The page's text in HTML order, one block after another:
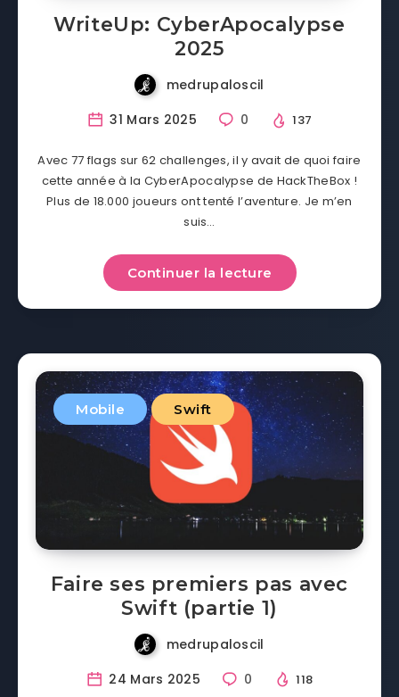
WriteUp: CyberApocalypse
2025
medrupaloscil
31 Mars 2025
0 137
Avec 77 flags sur 62 challenges, il y avait de quoi faire
cette année à la CyberApocalypse de HackTheBox !
Plus de 18.000 joueurs ont tenté l’aventure. Je m’en
suis…
Continuer la lecture
Mobile Swift
Faire ses premiers pas avec
Swift (partie 1)
medrupaloscil
24 Mars 2025
0 118